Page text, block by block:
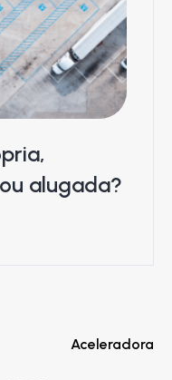
alugada?
Aceleradora